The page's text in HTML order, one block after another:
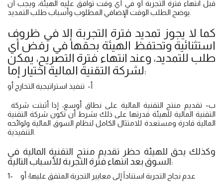
قبل انتهاء فترة التجربة أو في أي وقت توافق عليه الهيئة، ويجب أن
كما لا يجوز تمديد فترة التجربة إلا في ظروف
استثنائية وتحتفظ الهيئة بحقها في رفض أي
طلب للتمديد، وعند انتهاء فترة التصريح، يمكن
لشركة التقنية المالية اختيار إما:
أ‌- تنفيذ استراتيجية التخارج أو
التقنية المالية للهيئة قدرتها على ذلك بشرط أن تكون شركة التقنية
المالية قادرة ومستعدة للامتثال الكامل لنظام السوق المالية ولوائحه
وكذلك يحق للهيئة حظر تقديم منتج التقنية المالية في
السوق بعد انتهاء فترة التجربة للأسباب التالية:
1- عدم نجاح التجربة استناداً إلى معايير التجربة المتفق عليها؛ أو